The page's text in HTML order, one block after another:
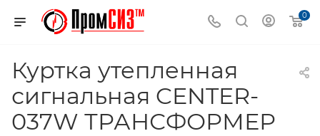
0
Куртка утепленная
сигнальная CENTER-
037W ТРАНСФОРМЕР